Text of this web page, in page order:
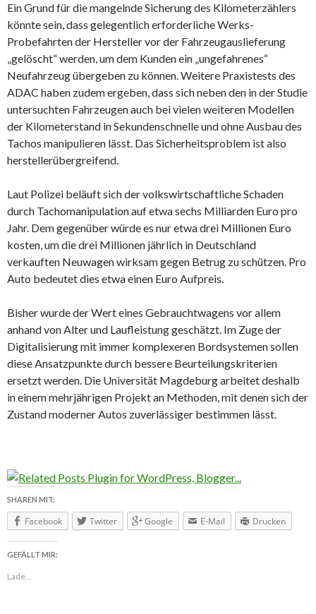
Ein Grund für die mangelnde Sicherung des Kilometerzählers
könnte sein, dass gelegentlich erforderliche Werks-
Probefahrten der Hersteller vor der Fahrzeugauslieferung
„gelöscht“ werden, um dem Kunden ein „ungefahrenes“
Neufahrzeug übergeben zu können. Weitere Praxistests des
ADAC haben zudem ergeben, dass sich neben den in der Studie
untersuchten Fahrzeugen auch bei vielen weiteren Modellen
der Kilometerstand in Sekundenschnelle und ohne Ausbau des
Tachos manipulieren lässt. Das Sicherheitsproblem ist also
herstellerübergreifend.
Laut Polizei beläuft sich der volkswirtschaftliche Schaden
durch Tachomanipulation auf etwa sechs Milliarden Euro pro
Jahr. Dem gegenüber würde es nur etwa drei Millionen Euro
kosten, um die drei Millionen jährlich in Deutschland
verkauften Neuwagen wirksam gegen Betrug zu schützen. Pro
Auto bedeutet dies etwa einen Euro Aufpreis.
Bisher wurde der Wert eines Gebrauchtwagens vor allem
anhand von Alter und Laufleistung geschätzt. Im Zuge der
Digitalisierung mit immer komplexeren Bordsystemen sollen
diese Ansatzpunkte durch bessere Beurteilungskriterien
ersetzt werden. Die Universität Magdeburg arbeitet deshalb
in einem mehrjährigen Projekt an Methoden, mit denen sich der
Zustand moderner Autos zuverlässiger bestimmen lässt.
SHAREN MIT:
Facebook Twitter Google E-Mail Drucken
GEFÄLLT MIR:
Lade...